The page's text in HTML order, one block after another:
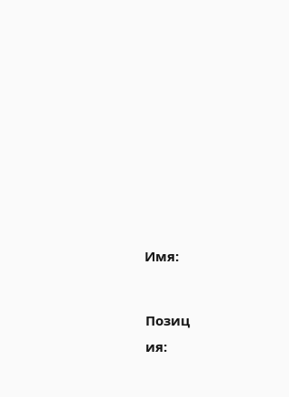
Имя:
Позиц
ия: